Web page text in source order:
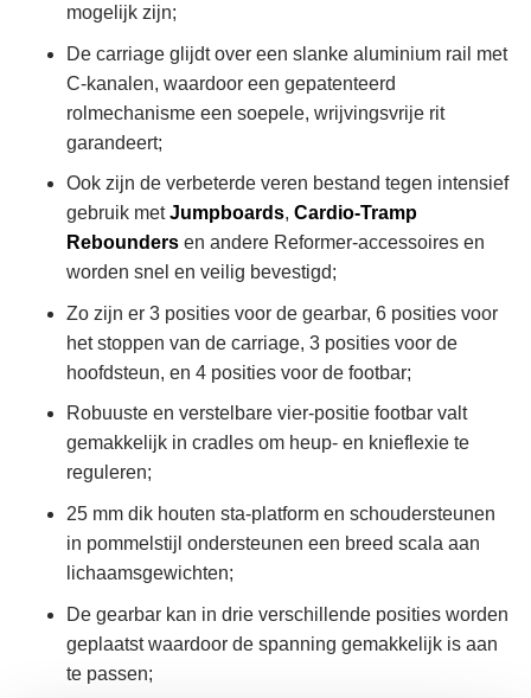
mogelijk zijn;
De carriage glijdt over een slanke aluminium rail met
C-kanalen, waardoor een gepatenteerd
rolmechanisme een soepele, wrijvingsvrije rit
garandeert;
Ook zijn de verbeterde veren bestand tegen intensief
gebruik metJumpboards, Cardio-Tramp
Reboundersen andere Reformer-accessoires en
worden snel en veilig bevestigd;
Zo zijn er 3 posities voor de gearbar, 6 posities voor
het stoppen van de carriage, 3 posities voor de
hoofdsteun, en 4 posities voor de footbar;
Robuuste en verstelbare vier-positie footbar valt
gemakkelijk in cradles om heup- en knieflexie te
reguleren;
25 mm dik houten sta-platform en schoudersteunen
in pommelstijl ondersteunen een breed scala aan
lichaamsgewichten;
De gearbar kan in drie verschillende posities worden
geplaatst waardoor de spanning gemakkelijk is aan
te passen;